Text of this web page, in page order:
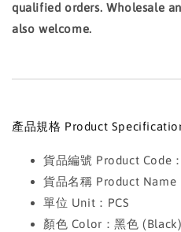
qualified orders. Wholesale
also welcome.
產品規格 Product
貨品編號 Product Code
貨品名稱 Product Name
單位 Unit：PCS
顏色 Color：黑色 (Black)